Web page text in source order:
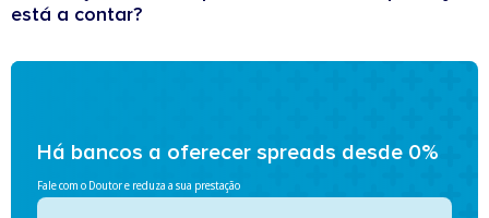
está a contar?
Há bancos a oferecer spreads desde 0%
Fale com o Doutor e reduza a sua prestação